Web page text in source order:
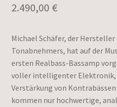
2.490,00 €
Michael Schäfer, der
Tonabnehmers, hat auf der
ersten Realbass-Bassamp
voller intelligenter Elektronik,
Verstärkung von
kommen nur hochwertige,